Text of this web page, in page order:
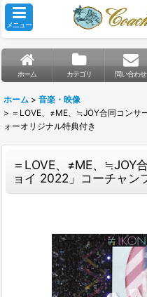
メニュー
ホーム カテゴリ 問い合わせ
ホーム > 音楽・映像
> ＝LOVE、≠ME、≒JOY合同コンサ
ォーオリジナル特典付き
＝LOVE、≠ME、≒JOY
ョイ 2022」コーチャン